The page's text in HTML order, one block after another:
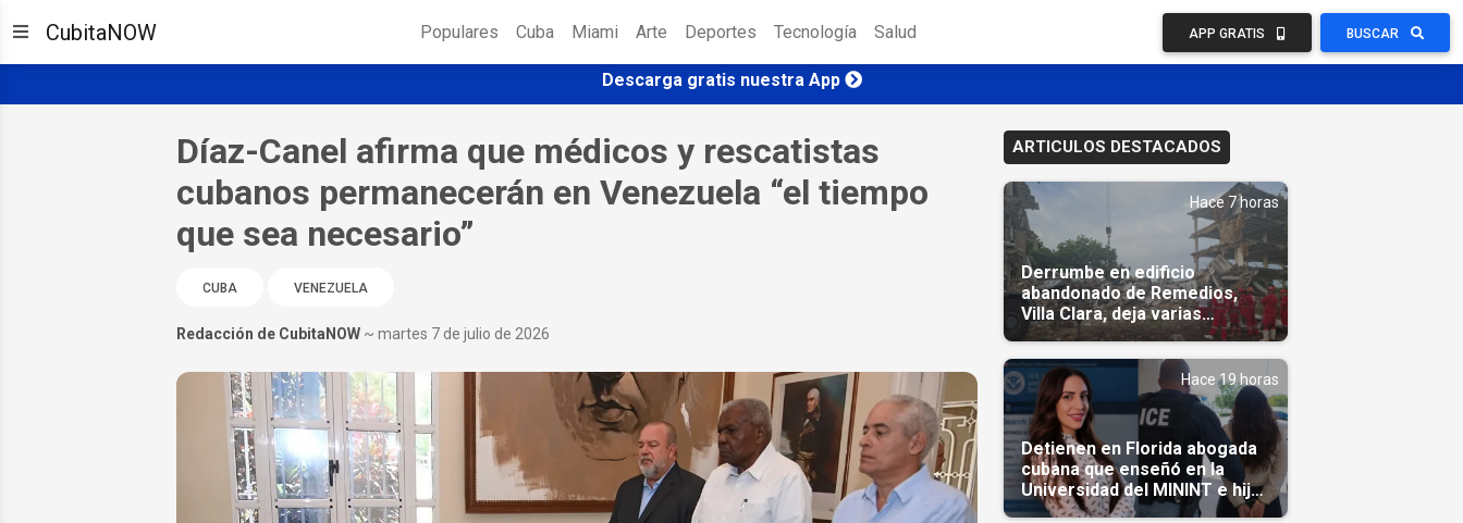
CubitaNOW Populares Cuba Miami Arte Deportes Tecnología Salud APP GRATIS BUSCAR
Descarga gratis nuestra App
Díaz-Canel afirma que médicos y rescatistas
cubanos permanecerán en Venezuela “el tiempo
que sea necesario”
CUBA VENEZUELA
Redacción de CubitaNOW ~ martes 7 de julio de 2026
ARTICULOS DESTACADOS
Hace 7 horas
Derrumbe en edificio
abandonado de Remedios,
Villa Clara, deja varias
personas atrapadas
Hace 19 horas
Detienen en Florida abogada
cubana que enseñó en la
Universidad del MININT e hija
de diplomático cubano